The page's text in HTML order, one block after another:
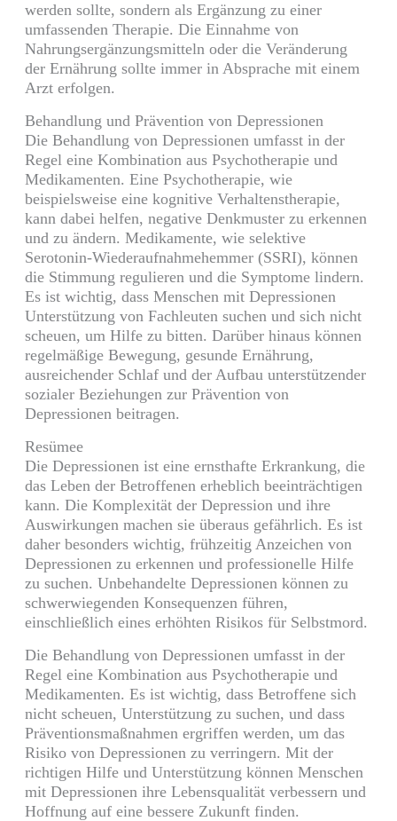
werden sollte, sondern als Ergänzung zu einer
umfassenden Therapie. Die Einnahme von
Nahrungsergänzungsmitteln oder die Veränderung
der Ernährung sollte immer in Absprache mit einem
Arzt erfolgen.
Behandlung und Prävention von Depressionen
Die Behandlung von Depressionen umfasst in der
Regel eine Kombination aus Psychotherapie und
Medikamenten. Eine Psychotherapie, wie
beispielsweise eine kognitive Verhaltenstherapie,
kann dabei helfen, negative Denkmuster zu erkennen
und zu ändern. Medikamente, wie selektive
Serotonin-Wiederaufnahmehemmer (SSRI), können
die Stimmung regulieren und die Symptome lindern.
Es ist wichtig, dass Menschen mit Depressionen
Unterstützung von Fachleuten suchen und sich nicht
scheuen, um Hilfe zu bitten. Darüber hinaus können
regelmäßige Bewegung, gesunde Ernährung,
ausreichender Schlaf und der Aufbau unterstützender
sozialer Beziehungen zur Prävention von
Depressionen beitragen.
Resümee
Die Depressionen ist eine ernsthafte Erkrankung, die
das Leben der Betroffenen erheblich beeinträchtigen
kann. Die Komplexität der Depression und ihre
Auswirkungen machen sie überaus gefährlich. Es ist
daher besonders wichtig, frühzeitig Anzeichen von
Depressionen zu erkennen und professionelle Hilfe
zu suchen. Unbehandelte Depressionen können zu
schwerwiegenden Konsequenzen führen,
einschließlich eines erhöhten Risikos für Selbstmord.
Die Behandlung von Depressionen umfasst in der
Regel eine Kombination aus Psychotherapie und
Medikamenten. Es ist wichtig, dass Betroffene sich
nicht scheuen, Unterstützung zu suchen, und dass
Präventionsmaßnahmen ergriffen werden, um das
Risiko von Depressionen zu verringern. Mit der
richtigen Hilfe und Unterstützung können Menschen
mit Depressionen ihre Lebensqualität verbessern und
Hoffnung auf eine bessere Zukunft finden.